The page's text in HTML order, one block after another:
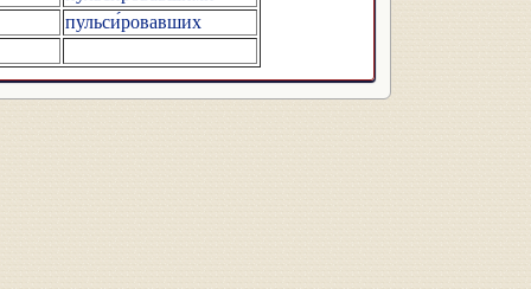
пульси́ровавших